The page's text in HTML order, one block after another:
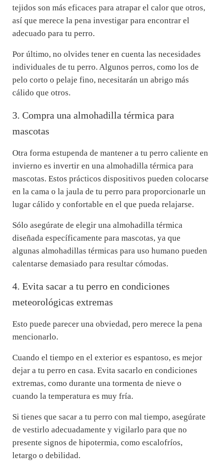
tejidos son más eficaces para atrapar el calor que otros,
así que merece la pena investigar para encontrar el
adecuado para tu perro.
Por último, no olvides tener en cuenta las necesidades
individuales de tu perro. Algunos perros, como los de
pelo corto o pelaje fino, necesitarán un abrigo más
cálido que otros.
3. Compra una almohadilla térmica para
mascotas
Otra forma estupenda de mantener a tu perro caliente en
invierno es invertir en una almohadilla térmica para
mascotas. Estos prácticos dispositivos pueden colocarse
en la cama o la jaula de tu perro para proporcionarle un
lugar cálido y confortable en el que pueda relajarse.
Sólo asegúrate de elegir una almohadilla térmica
diseñada específicamente para mascotas, ya que
algunas almohadillas térmicas para uso humano pueden
calentarse demasiado para resultar cómodas.
4. Evita sacar a tu perro en condiciones
meteorológicas extremas
Esto puede parecer una obviedad, pero merece la pena
mencionarlo.
Cuando el tiempo en el exterior es espantoso, es mejor
dejar a tu perro en casa. Evita sacarlo en condiciones
extremas, como durante una tormenta de nieve o
cuando la temperatura es muy fría.
Si tienes que sacar a tu perro con mal tiempo, asegúrate
de vestirlo adecuadamente y vigilarlo para que no
presente signos de hipotermia, como escalofríos,
letargo o debilidad.